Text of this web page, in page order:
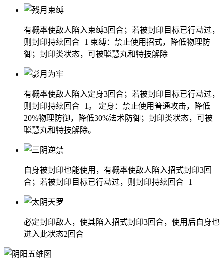
有概率使敌人陷入束缚3回合；若被封印目标已行动过，
则封印持续回合+1 束缚：禁止使用招式，降低物理防
御；封印类状态，可被聪慧丸和特技解除
有概率使敌人陷入定身3回合；若被封印目标已行动过，
则封印持续回合+1。 定身：禁止使用普通攻击，降低
20%物理防御，降低30%法术防御；封印类状态，可被
聪慧丸和特技解除。
自身被封印也能使用，有概率使敌人陷入招式封印3回
合；若被封印目标已行动过，则封印持续回合+1
必定封印敌人，使其陷入招式封印3回合，使用后自身也
进入此状态2回合